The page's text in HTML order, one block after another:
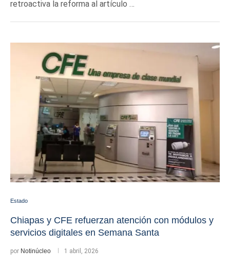
retroactiva la reforma al artículo …
Estado
Chiapas y CFE refuerzan atención con módulos y
servicios digitales en Semana Santa
por Notinúcleo 1 abril, 2026